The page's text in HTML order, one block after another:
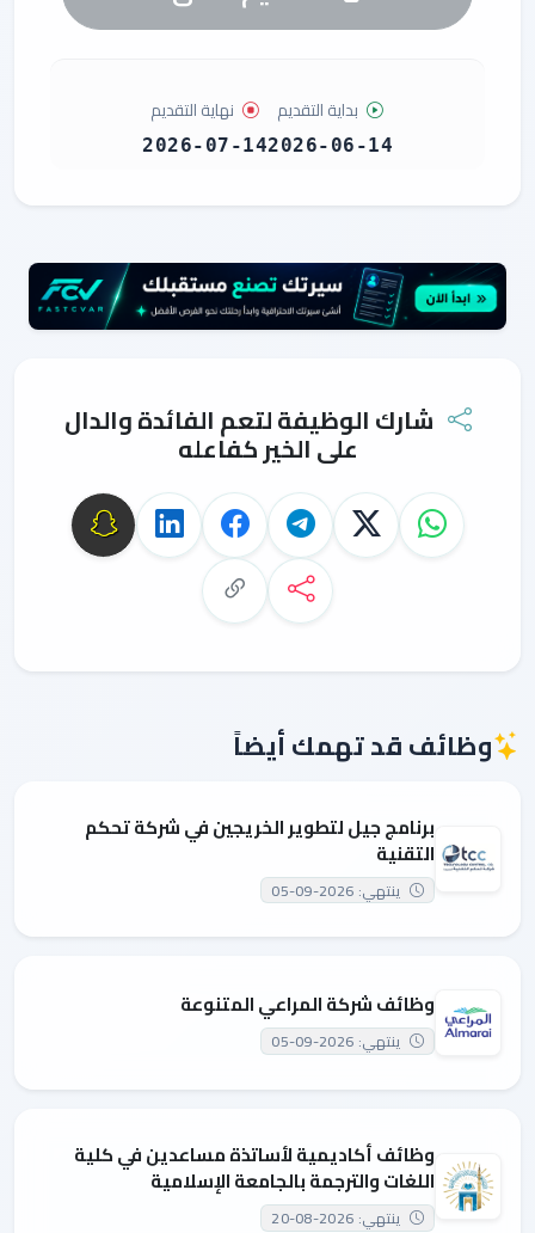
بداية التقديم
2026-06-14
نهاية التقديم
2026-07-14
شارك الوظيفة لتعم الفائدة والدال
على الخير كفاعله
وظائف قد تهمك أيضاً
برنامج جيل لتطوير الخريجين في شركة تحكم
التقنية
ينتهي: 2026-09-05
وظائف شركة المراعي المتنوعة
ينتهي: 2026-09-05
وظائف أكاديمية لأساتذة مساعدين في كلية
اللغات والترجمة بالجامعة الإسلامية
ينتهي: 2026-08-20